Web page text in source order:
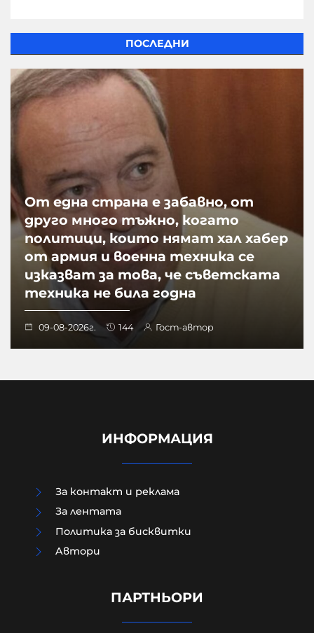
ПОСЛЕДНИ
От една страна е забавно, от
друго много тъжно, когато
политици, които нямат хал хабер
от армия и военна техника се
изказват за това, че съветската
техника не била годна
09-08-2026г. 144 Гост-автор
милиметров снаряд във Видин
ИНФОРМАЦИЯ
За контакт и реклама
За лентата
Политика за бисквитки
Aвтори
ПАРТНЬОРИ